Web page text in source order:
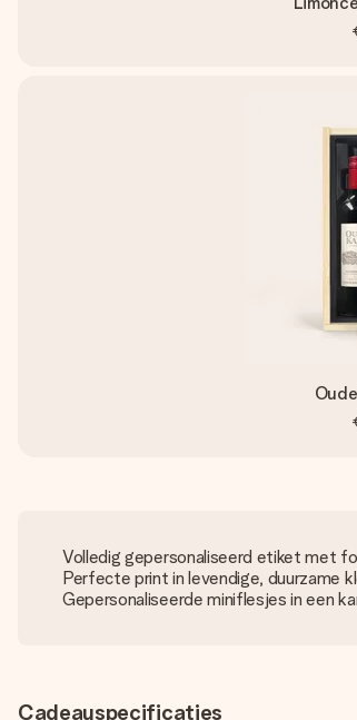
Volledig gepersonaliseerd etiket met
Perfecte print in levendige, duurzame
Gepersonaliseerde miniflesjes in een
Cadeauspecificaties